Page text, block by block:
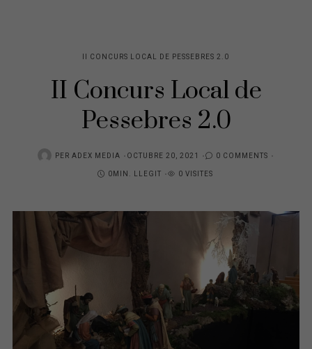
II CONCURS LOCAL DE PESSEBRES 2.0
II Concurs Local de
Pessebres 2.0
PER ADEX MEDIA
POSTED
ON
OCTUBRE 20, 2021
0 COMMENTS
0MIN. LLEGIT
0 VISITES